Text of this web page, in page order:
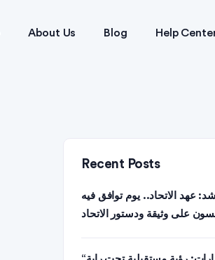
About Us Blog Help
Recent Posts
عهد الاتحاد.. يوم توافق فيه
على وثيقة ودستور الاتحاد